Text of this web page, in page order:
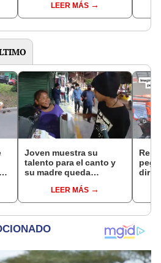
LEER MÁS
Joven muestra su
talento para el canto y
su madre queda
LEER MÁS